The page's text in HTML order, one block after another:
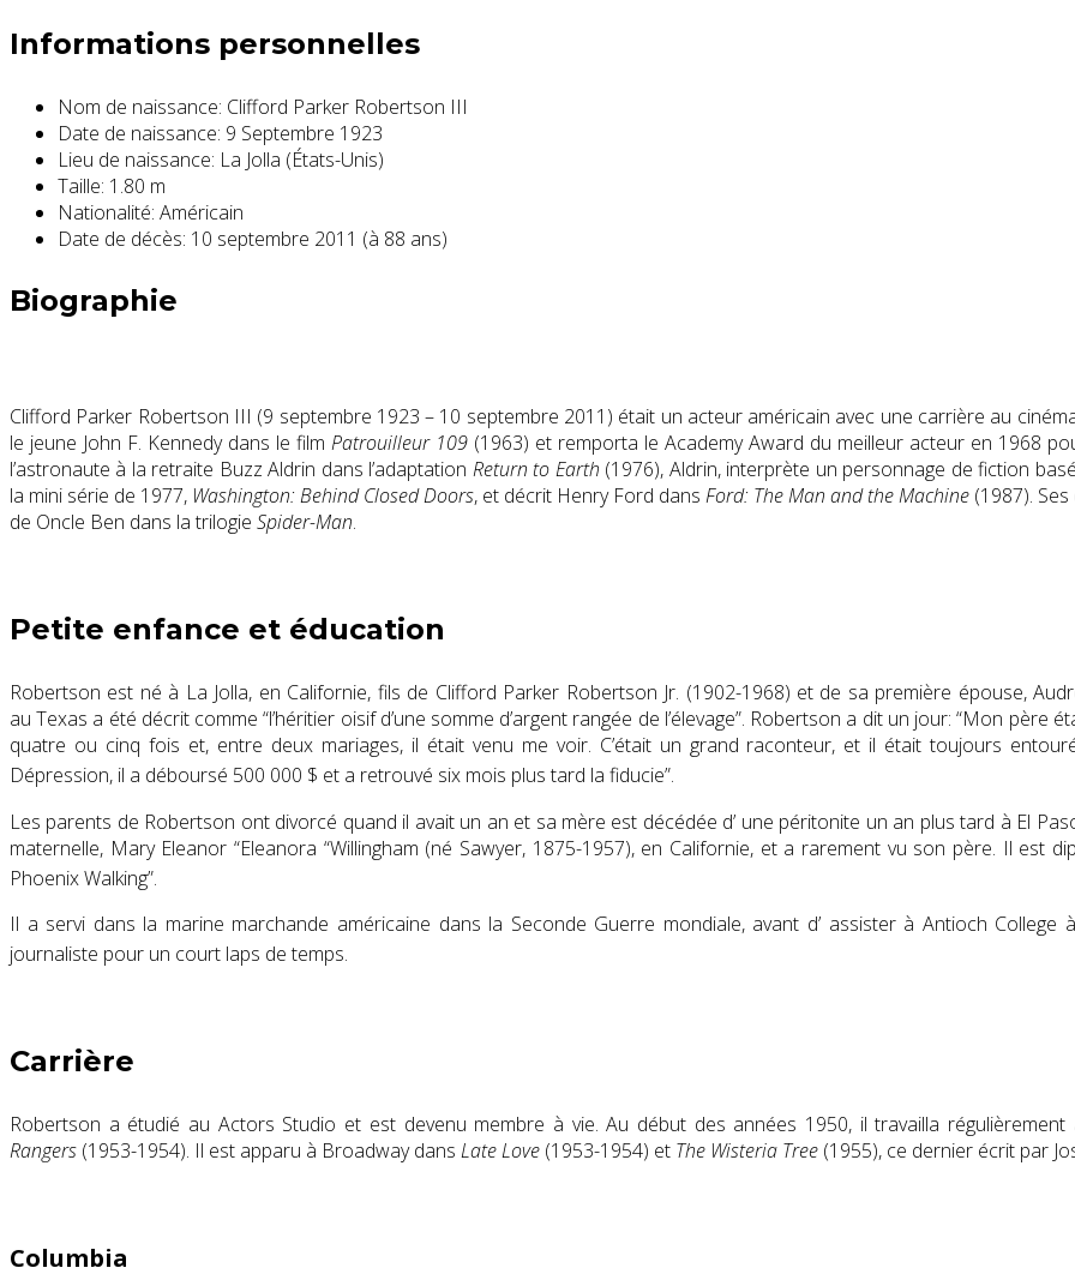
Informations personnelles
Nom de naissance: Clifford Parker Robertson III
Date de naissance: 9 Septembre 1923
Lieu de naissance: La Jolla (États-Unis)
Taille: 1.80 m
Nationalité: Américain
Date de décès: 10 septembre 2011 (à 88 ans)
Biographie
Clifford Parker Robertson III (9 septembre 1923 – 10 septembre 2011) était un acteur américain avec une carrière au
le jeune John F. Kennedy dans le film Patrouilleur 109 (1963) et remporta le Academy Award du meilleur acteur en 1968
l’astronaute à la retraite Buzz Aldrin dans l’adaptation Return to Earth (1976), Aldrin, interprète un personnage de fiction
la mini série de 1977, Washington: Behind Closed Doors, et décrit Henry Ford dans Ford: The Man and the Machine (1987).
de Oncle Ben dans la trilogie Spider-Man.
Petite enfance et éducation
Robertson est né à La Jolla, en Californie, fils de Clifford Parker Robertson Jr. (1902-1968) et de sa première épouse,
au Texas a été décrit comme “l’héritier oisif d’une somme d’argent rangée de l’élevage”. Robertson a dit un jour: “Mon
quatre ou cinq fois et, entre deux mariages, il était venu me voir. C’était un grand raconteur, et il était toujours
Dépression, il a déboursé 500 000 $ et a retrouvé six mois plus tard la fiducie”.
Les parents de Robertson ont divorcé quand il avait un an et sa mère est décédée d’ une péritonite un an plus tard à El
maternelle, Mary Eleanor “Eleanora “Willingham (né Sawyer, 1875-1957), en Californie, et a rarement vu son père. Il est
Phoenix Walking”.
Il a servi dans la marine marchande américaine dans la Seconde Guerre mondiale, avant d’ assister à Antioch
journaliste pour un court laps de temps.
Carrière
Robertson a étudié au Actors Studio et est devenu membre à vie. Au début des années 1950, il travailla
Rangers (1953-1954). Il est apparu à Broadway dans Late Love (1953-1954) et The Wisteria Tree (1955), ce dernier écrit par
Columbia